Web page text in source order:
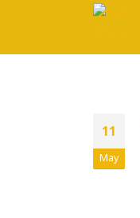
11
May